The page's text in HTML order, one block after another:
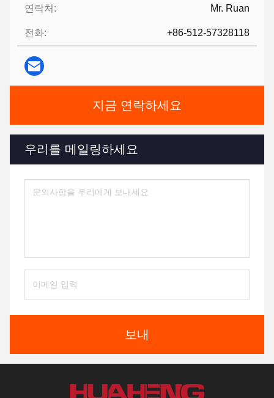
연락처: Mr. Ruan
전화: +86-512-57328118
지금 연락하세요
우리를 메일링하세요
보내